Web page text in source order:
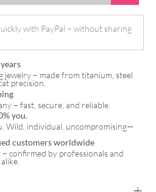
with PayPal – without sharing
jewelry – made from titanium, steel
precision.
– fast, secure, and reliable.
you.
Wild, individual, uncompromising—
customers worldwide
confirmed by professionals and